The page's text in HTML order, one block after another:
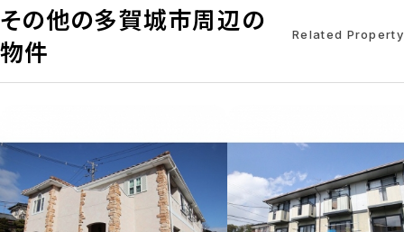
その他の多賀城市周辺の
物件
Related Property